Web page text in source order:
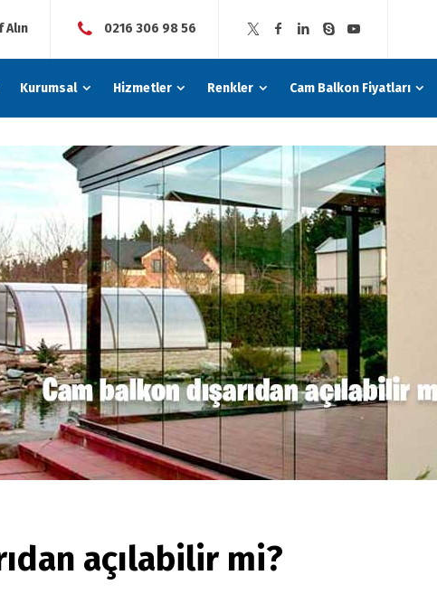
Alın 0216 306 98 56
Kurumsal Hizmetler Renkler Cam Balkon Fiyatları
açılabilir mi?